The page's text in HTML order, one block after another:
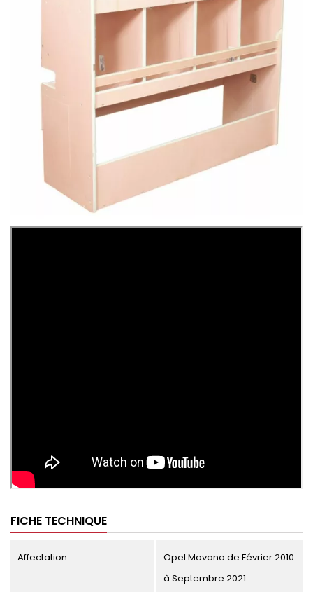
FICHE TECHNIQUE
Affectation
Opel Movano de Février 2010
à Septembre 2021